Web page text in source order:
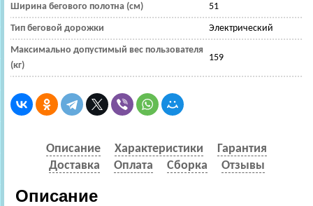
Ширина бегового полотна (см) 51
Тип беговой дорожки Электрический
Максимально допустимый вес пользователя
(кг)
159
Описание Характеристики
Гарантия
Доставка
Оплата Сборка Отзывы
Описание